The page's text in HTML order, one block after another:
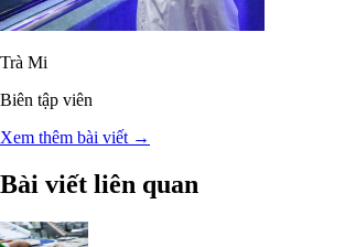
Trà Mi
Biên tập viên
Xem thêm bài viết →
Bài viết liên quan